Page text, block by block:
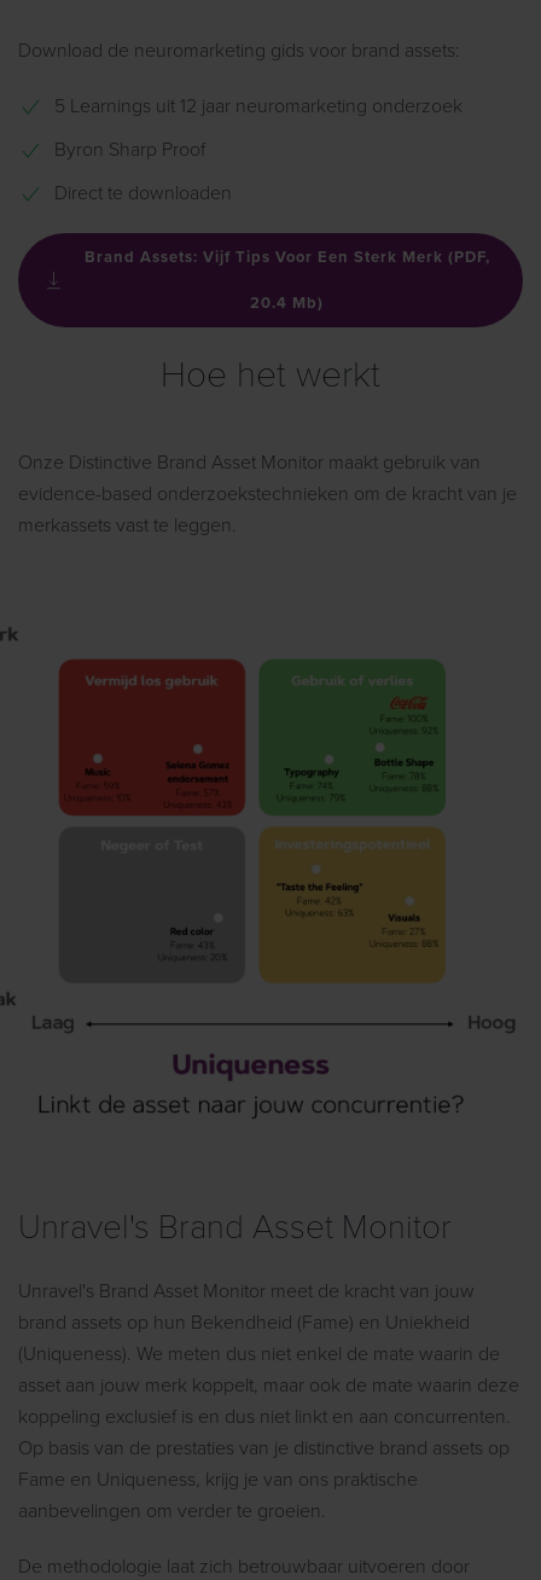
Download de neuromarketing gids voor brand assets:
5 Learnings uit 12 jaar neuromarketing onderzoek
Byron Sharp Proof
Direct te downloaden
Brand Assets: Vijf Tips Voor Een Sterk Merk (PDF,
20.4 Mb)
Hoe het werkt
Onze Distinctive Brand Asset Monitor maakt gebruik van
evidence-based onderzoekstechnieken om de kracht van je
merkassets vast te leggen.
Unravel's Brand Asset Monitor
Unravel's Brand Asset Monitor meet de kracht van jouw
brand assets op hun Bekendheid (Fame) en Uniekheid
(Uniqueness). We meten dus niet enkel de mate waarin de
asset aan jouw merk koppelt, maar ook de mate waarin deze
koppeling exclusief is en dus niet linkt en aan concurrenten.
Op basis van de prestaties van je distinctive brand assets op
Fame en Uniqueness, krijg je van ons praktische
aanbevelingen om verder te groeien.
De methodologie laat zich betrouwbaar uitvoeren door